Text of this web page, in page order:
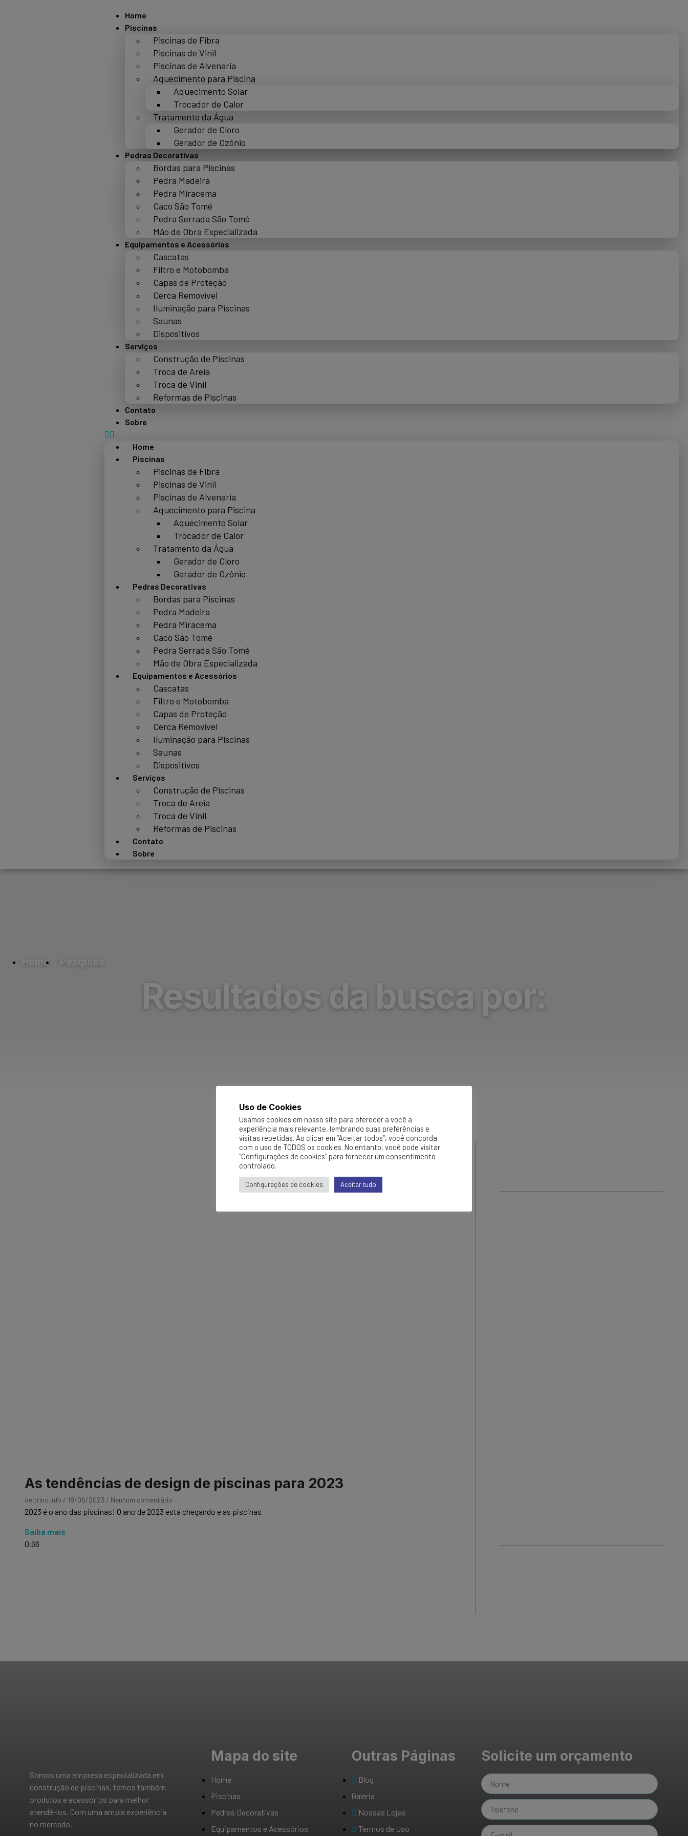
Home
Piscinas
Piscinas de Fibra
Piscinas de Vinil
Piscinas de Alvenaria
Aquecimento para Piscina
Aquecimento Solar
Trocador de Calor
Tratamento da Água
Gerador de Cloro
Gerador de Ozônio
Pedras Decorativas
Bordas para Piscinas
Pedra Madeira
Pedra Miracema
Caco São Tomé
Pedra Serrada São Tomé
Mão de Obra Especializada
Equipamentos e Acessórios
Cascatas
Filtro e Motobomba
Capas de Proteção
Cerca Removível
Iluminação para Piscinas
Saunas
Dispositivos
Serviços
Construção de Piscinas
Troca de Areia
Troca de Vinil
Reformas de Piscinas
Contato
Sobre
Home
Piscinas
Piscinas de Fibra
Piscinas de Vinil
Piscinas de Alvenaria
Aquecimento para Piscina
Aquecimento Solar
Trocador de Calor
Tratamento da Água
Gerador de Cloro
Gerador de Ozônio
Pedras Decorativas
Bordas para Piscinas
Pedra Madeira
Pedra Miracema
Caco São Tomé
Pedra Serrada São Tomé
Mão de Obra Especializada
Equipamentos e Acessórios
Cascatas
Filtro e Motobomba
Capas de Proteção
Cerca Removível
Iluminação para Piscinas
Saunas
Dispositivos
Serviços
Construção de Piscinas
Troca de Areia
Troca de Vinil
Reformas de Piscinas
Contato
Sobre
Home Pesquisa
Resultados da busca por:
As tendências de design de piscinas para 2023
deltrino.info 18/06/2023 Nenhum comentário
2023 é o ano das piscinas! O ano de 2023 está chegando e as piscinas
Saiba mais
Somos uma empresa especializada em
construção de piscinas, temos também
produtos e acessórios para melhor
atendê-los. Com uma ampla experiência
no mercado.
Mapa do site
Home
Piscinas
Pedras Decorativas
Equipamentos e Acessórios
Outras Páginas
Blog
Galeria
Nossas Lojas
Termos de Uso
Solicite um orçamento
Uso de Cookies
Usamos cookies em nosso site para oferecer a você a
experiência mais relevante, lembrando suas preferências e
visitas repetidas. Ao clicar em “Aceitar todos”, você concorda
com o uso de TODOS os cookies. No entanto, você pode visitar
"Configurações de cookies" para fornecer um consentimento
controlado.
Configurações de cookies Aceitar tudo